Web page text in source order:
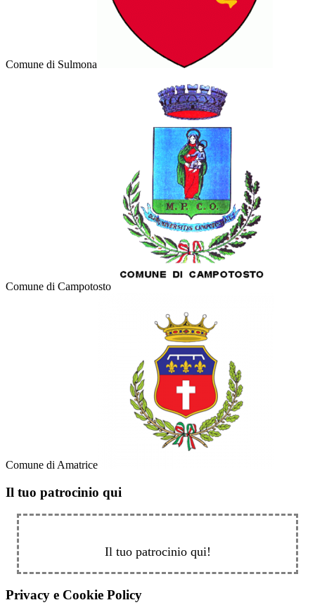
Comune di Sulmona
Comune di Campotosto
Comune di Amatrice
Il tuo patrocinio qui
Il tuo patrocinio qui!
Privacy e Cookie Policy